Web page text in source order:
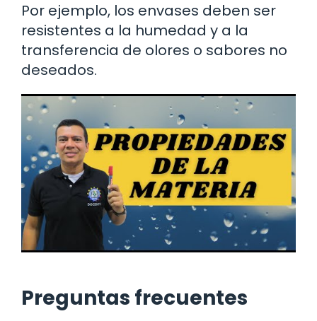
Por ejemplo, los envases deben ser
resistentes a la humedad y a la
transferencia de olores o sabores no
deseados.
Preguntas frecuentes